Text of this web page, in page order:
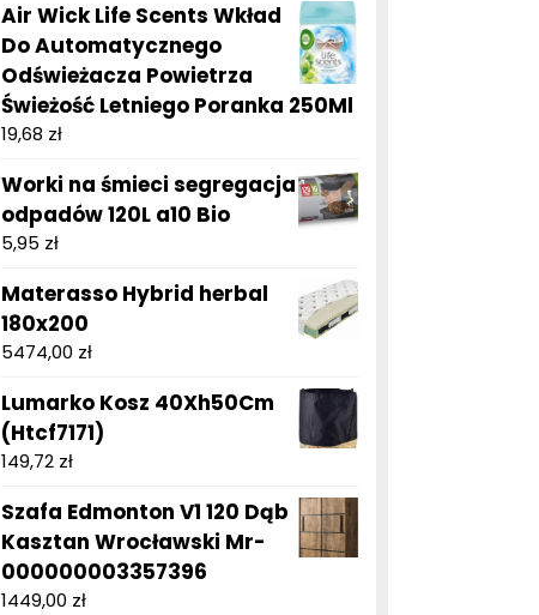
Air Wick Life Scents Wkład
Do Automatycznego
Odświeżacza Powietrza
Świeżość Letniego Poranka 250Ml
19,68 zł
Worki na śmieci segregacja
odpadów 120L a10 Bio
5,95 zł
Materasso Hybrid herbal
180x200
5474,00 zł
Lumarko Kosz 40Xh50Cm
(Htcf7171)
149,72 zł
Szafa Edmonton V1 120 Dąb
Kasztan Wrocławski Mr-
000000003357396
1449,00 zł